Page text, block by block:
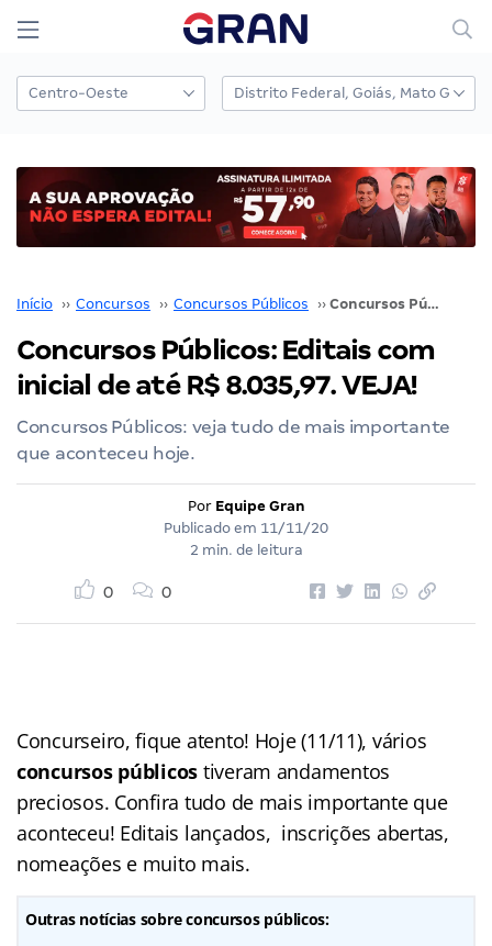
Início ›› Concursos ›› Concursos Públicos ›› Concursos Públicos: Editais com inicial de até R$ 8.035,97. VEJA!
Concursos Públicos: Editais com
inicial de até R$ 8.035,97. VEJA!
Concursos Públicos: veja tudo de mais importante
que aconteceu hoje.
Por Equipe Gran
Publicado em 11/11/20
2 min. de leitura
0 0
Concurseiro, fique atento! Hoje (11/11), vários
concursos públicos tiveram andamentos
preciosos. Confira tudo de mais importante que
aconteceu! Editais lançados, inscrições abertas,
nomeações e muito mais.
Outras notícias sobre concursos públicos: